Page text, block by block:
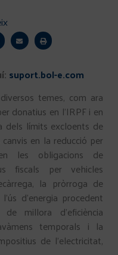
suport.bol-e.com
temes, com ara
donatius en l’IRPF i en
dels límits excloents de
en la reducció per
les obligacions de
fiscals per vehicles
la pròrroga de
d’energia procedent
millora d’eficiència
temporals i la
de l’electricitat,